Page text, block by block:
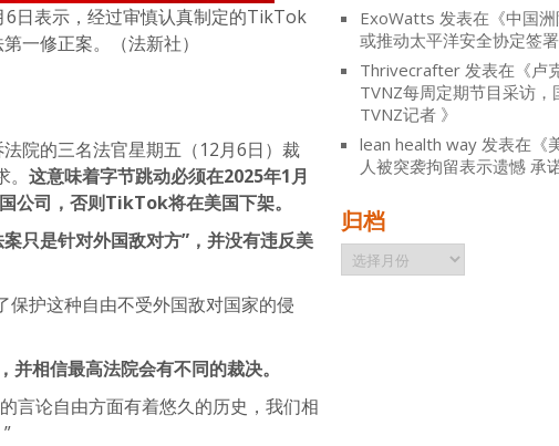
日表示，经过审慎认真制定的TikTok
一修正案。（法新社）
院的三名法官星期五（12月6日）裁
这意味着字节跳动必须在2025年1月
公司，否则TikTok将在美国下架。
只是针对外国敌对方”，并没有违反美
保护这种自由不受外国敌对国家的侵
相信最高法院会有不同的裁决。
言论自由方面有着悠久的历史，我们相
ExoWatts 发表在《中国
或推动太平洋安全协定签署
Thrivecrafter 发表在《卢
TVNZ每周定期节目采访，
TVNZ记者 》
lean health way 发表在《
人被突袭拘留表示遗憾 承
归档
归
档